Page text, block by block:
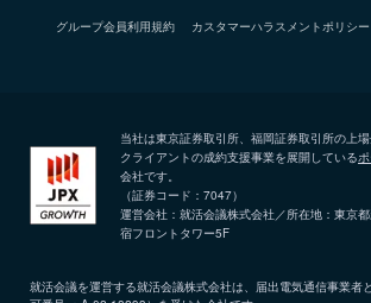
グループ会員利用規約 カスタマーハラスメントポリシー
当社は東京証券取引所、福岡証券取引所の上
クライアントの成約支援事業を展開している
会社です。
（証券コード：7047）
運営会社：就活会議株式会社／所在地：東京
宿フロントタワー5F
就活会議を運営する就活会議株式会社は、届出電気通信事業者